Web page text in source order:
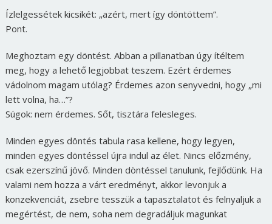
Ízlelgessétek kicsikét: „azért, mert így döntöttem”.
Pont.
Meghoztam egy döntést. Abban a pillanatban úgy ítéltem
meg, hogy a lehető legjobbat teszem. Ezért érdemes
vádolnom magam utólag? Érdemes azon senyvedni, hogy „mi
lett volna, ha…”?
Súgok: nem érdemes. Sőt, tisztára felesleges.
Minden egyes döntés tabula rasa kellene, hogy legyen,
minden egyes döntéssel újra indul az élet. Nincs előzmény,
csak ezerszínű jövő. Minden döntéssel tanulunk, fejlődünk. Ha
valami nem hozza a várt eredményt, akkor levonjuk a
konzekvenciát, zsebre tesszük a tapasztalatot és felnyaljuk a
megértést, de nem, soha nem degradáljuk magunkat